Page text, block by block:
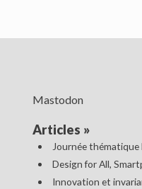
Mastodon
Articles »
Journée
Design for All,
Innovation et